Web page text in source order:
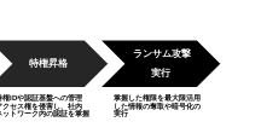
特権昇格
ランサム攻撃
実行
権IDや認証基盤への管理
クセス権を侵害し、社内
ットワーク内の認証を掌握
掌握した権限を最大限活用
した情報の奪取や暗号化の
実行